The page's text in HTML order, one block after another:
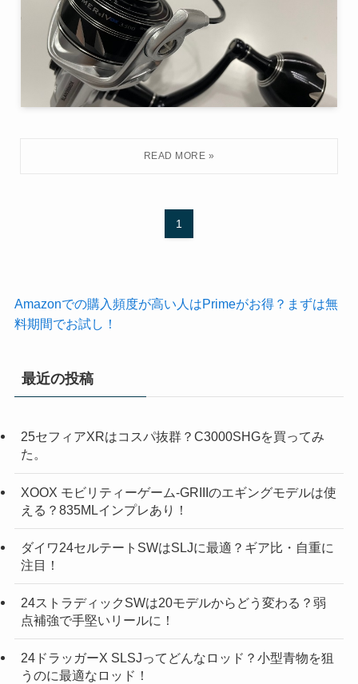
1
Amazonでの購入頻度が高い人はPrimeがお得？まずは無
料期間でお試し！
最近の投稿
25セフィアXRはコスパ抜群？C3000SHGを買ってみ
た。
XOOX モビリティーゲーム-GRIIIのエギングモデルは使
える？835MLインプレあり！
ダイワ24セルテートSWはSLJに最適？ギア比・自重に
注目！
24ストラディックSWは20モデルからどう変わる？弱
点補強で手堅いリールに！
24ドラッガーX SLSJってどんなロッド？小型青物を狙
うのに最適なロッド！